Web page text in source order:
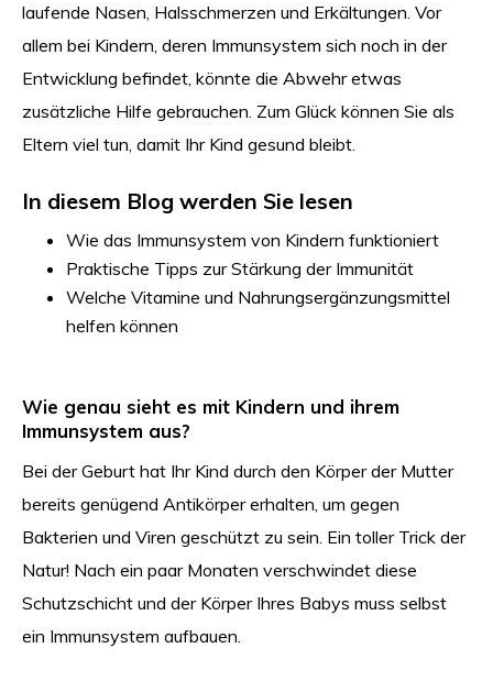
laufende Nasen, Halsschmerzen und Erkältungen. Vor
allem bei Kindern, deren Immunsystem sich noch in der
Entwicklung befindet, könnte die Abwehr etwas
zusätzliche Hilfe gebrauchen. Zum Glück können Sie als
Eltern viel tun, damit Ihr Kind gesund bleibt.
In diesem Blog werden Sie lesen
Wie das Immunsystem von Kindern funktioniert
Praktische Tipps zur Stärkung der Immunität
Welche Vitamine und Nahrungsergänzungsmittel
helfen können
Wie genau sieht es mit Kindern und ihrem
Immunsystem aus?
Bei der Geburt hat Ihr Kind durch den Körper der Mutter
bereits genügend Antikörper erhalten, um gegen
Bakterien und Viren geschützt zu sein. Ein toller Trick der
Natur! Nach ein paar Monaten verschwindet diese
Schutzschicht und der Körper Ihres Babys muss selbst
ein Immunsystem aufbauen.